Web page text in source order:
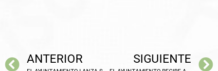
ANTERIOR SIGUIENTE